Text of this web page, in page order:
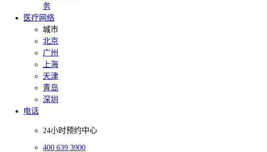
务
医疗网络
城市
北京
广州
上海
天津
青岛
深圳
电话
24小时预约中心
400 639 3900